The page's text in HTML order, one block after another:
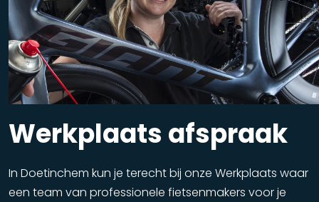
Werkplaats afspraak
In Doetinchem kun je terecht bij onze Werkplaats waar
een team van professionele fietsenmakers voor je